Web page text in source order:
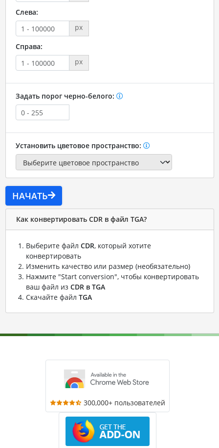
Слева:
px
Справа:
px
Задать порог черно-белого:
Установить цветовое пространство:
НАЧАТЬ
Как конвертировать CDR в файл TGA?
Выберите файл CDR, который хотите
конвертировать
Изменить качество или размер (необязательно)
Нажмите "Start conversion", чтобы конвертировать
ваш файл из CDR в TGA
Скачайте файл TGA
300,000+ пользователей